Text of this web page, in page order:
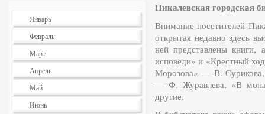
Январь
Февраль
Март
Апрель
Май
Июнь
Пикалевская городская
Внимание посетителей
открытая недавно здесь
ней представлены книги,
исповеди» и «Крестный
Морозова» — В.
— Ф. Журавлева, «В
другие.